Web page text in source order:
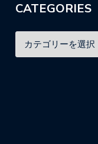
CATEGORIES